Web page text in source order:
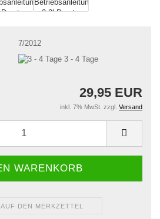
7/2012
3 - 4 Tage
29,95 EUR
inkl. 7% MwSt. zzgl. Versand
AUF DEN MERKZETTEL